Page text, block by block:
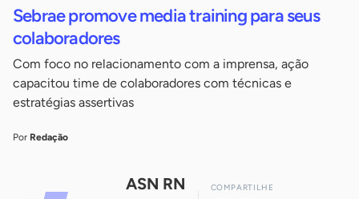
Sebrae promove media training para seus
colaboradores
Com foco no relacionamento com a imprensa, ação
capacitou time de colaboradores com técnicas e
estratégias assertivas
Por Redação
ASN RN COMPARTILHE